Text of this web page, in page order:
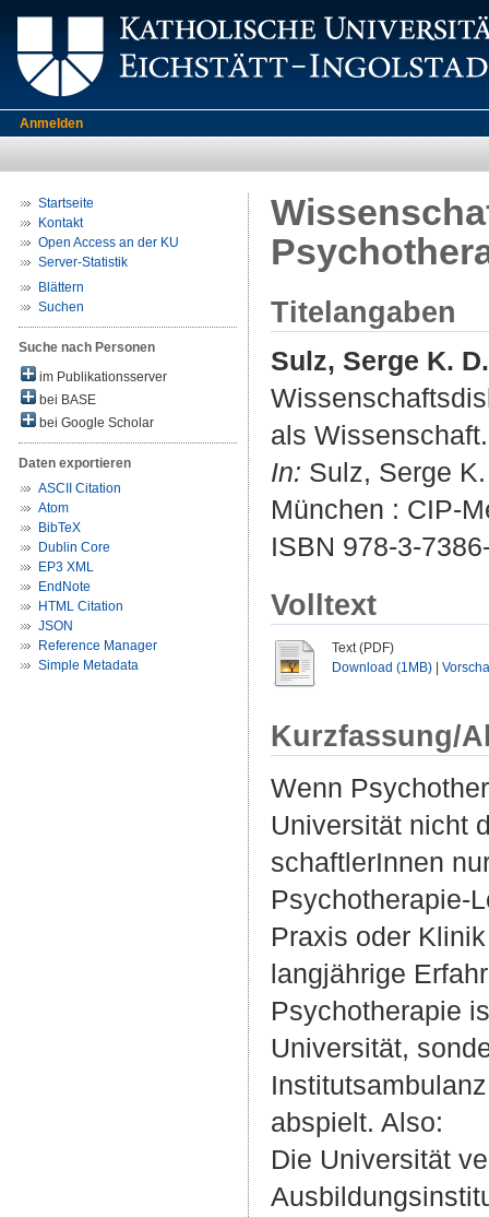
Anmelden
Startseite
Kontakt
Open Access an der KU
Server-Statistik
Blättern
Suchen
Suche nach Personen
im Publikationsserver
bei BASE
bei Google Scholar
Daten exportieren
ASCII Citation
Atom
BibTeX
Dublin Core
EP3 XML
EndNote
HTML Citation
JSON
Reference Manager
Simple Metadata
Titelangaben
Sulz, Serge K. D.
als Wissenschaft.
In: Sulz, Serge
München : CIP-
ISBN 978-3-
Volltext
Text (PDF)
Download (1MB)
Kurzfassung/
Wenn
Universität nicht
schaftlerInnen
Psychotherapie-
Praxis oder
langjährige
Psychotherapie
Universität,
abspielt. Also:
Die Universität